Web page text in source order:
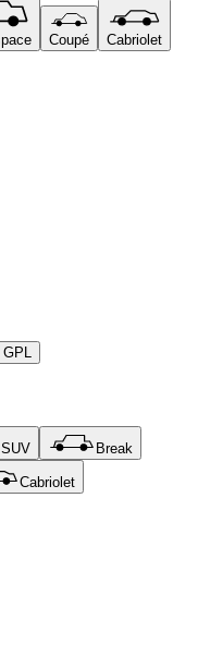
Coupé Cabriolet
GPL
SUV Break
Cabriolet